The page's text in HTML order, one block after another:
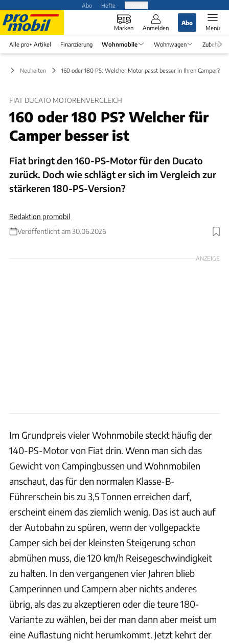
Abo Hefte
Marken Anmelden
Abo
Menü
Alle pro+ Artikel Finanzierung Wohnmobile Wohnwagen Zubehör
Neuheiten 160 oder 180 PS: Welcher Motor passt besser in Ihren Camper?
FIAT DUCATO MOTORENVERGLEICH
160 oder 180 PS? Welcher für
Camper besser ist
Fiat bringt den 160-PS-Motor für den Ducato
zurück. Doch wie schlägt er sich im Vergleich zur
stärkeren 180-PS-Version?
Redaktion promobil
Veröffentlicht am 30.06.2026
Foto: Ingolf Pompe
ANZEIGE
Im Grundpreis vieler Wohnmobile steckt häufig der
140-PS-Motor von Fiat drin. Wenn man sich das
Gewicht von Campingbussen und Wohnmobilen
anschaut, das für den normalen Klasse-B-
Führerschein bis zu 3,5 Tonnen erreichen darf,
erscheint einem das ziemlich wenig. Das ist auch auf
der Autobahn zu spüren, wenn der vollgepackte
Camper sich bei der kleinsten Steigerung schon
abmühen muss, die 120 km/h Reisegeschwindigkeit
zu halten. In den vergangenen vier Jahren blieb
Camperinnen und Campern aber nichts anderes
übrig, als das zu akzeptieren oder die teure 180-
Variante zu wählen, bei der man dann aber meist um
eine Auflastung nicht herumkommt. Jetzt kehrt der